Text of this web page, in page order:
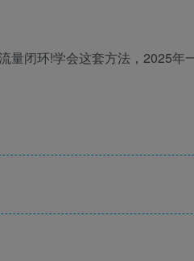
量闭环!学会这套方法，2025年